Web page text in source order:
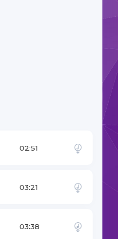
02:51
03:21
03:38